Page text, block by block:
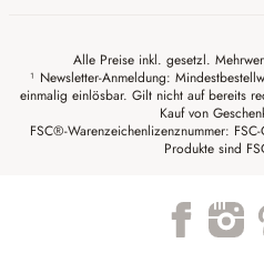
Alle Preise inkl. gesetzl.
¹ Newsletter-Anmeldung:
einmalig einlösbar. Gilt nicht auf bereits
Kauf von
FSC®-Warenzeichenlizenznummer:
Produkte sind